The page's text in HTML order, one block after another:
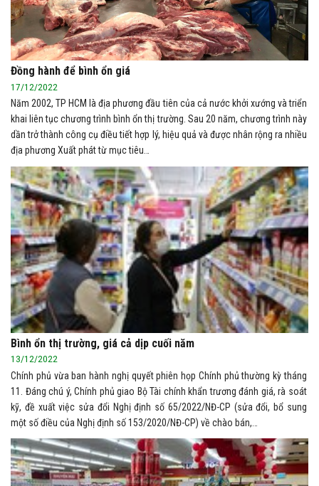
Đồng hành để bình ổn giá
17/12/2022
Năm 2002, TP HCM là địa phương đầu tiên của cả nước khởi xướng và triển
khai liên tục chương trình bình ổn thị trường. Sau 20 năm, chương trình này
dần trở thành công cụ điều tiết hợp lý, hiệu quả và được nhân rộng ra nhiều
địa phương Xuất phát từ mục tiêu…
Bình ổn thị trường, giá cả dịp cuối năm
13/12/2022
Chính phủ vừa ban hành nghị quyết phiên họp Chính phủ thường kỳ tháng
11. Đáng chú ý, Chính phủ giao Bộ Tài chính khẩn trương đánh giá, rà soát
kỹ, đề xuất việc sửa đổi Nghị định số 65/2022/NĐ-CP (sửa đổi, bổ sung
một số điều của Nghị định số 153/2020/NĐ-CP) về chào bán,…